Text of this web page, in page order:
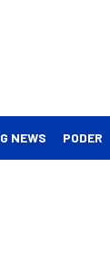
NEWS PODER